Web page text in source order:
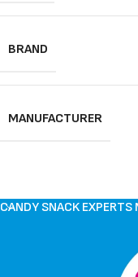
BRAND
MANUFACTURER
CANDY SNACK EXPERTS